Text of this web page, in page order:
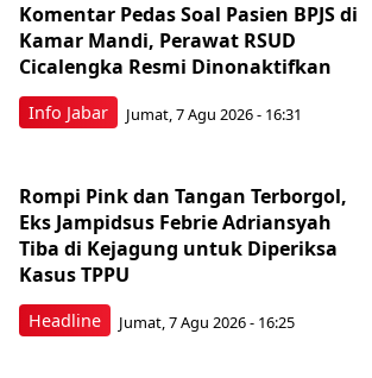
Info Jabar
Komentar Pedas Soal Pasien BPJS di
Kamar Mandi, Perawat RSUD
Cicalengka Resmi Dinonaktifkan
Jumat, 7 Agu 2026 - 16:31
Headline
Rompi Pink dan Tangan Terborgol,
Eks Jampidsus Febrie Adriansyah
Tiba di Kejagung untuk Diperiksa
Kasus TPPU
Jumat, 7 Agu 2026 - 16:25